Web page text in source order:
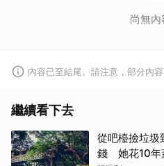
尚無內
內容已至結尾。請注意，部分內容
繼續看下去
從吧檯撿垃圾
錢 她花10年